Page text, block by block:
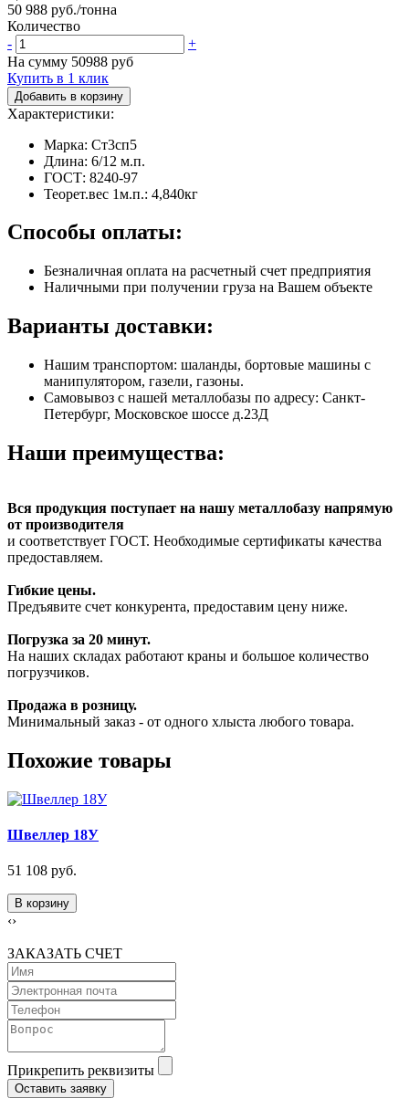
50 988 руб./тонна
Количество
-
+
На сумму 50988 руб
Купить в 1 клик
Добавить в корзину
Характеристики:
Марка: Ст3сп5
Длина: 6/12 м.п.
ГОСТ: 8240-97
Теорет.вес 1м.п.: 4,840кг
Способы оплаты:
Безналичная оплата на расчетный счет предприятия
Наличными при получении груза на Вашем объекте
Варианты доставки:
Нашим транспортом: шаланды, бортовые машины с
манипулятором, газели, газоны.
Самовывоз с нашей металлобазы по адресу: Санкт-
Петербург, Московское шоссе д.23Д
Наши преимущества:
Вся продукция поступает на нашу металлобазу напрямую
от производителя
и соответствует ГОСТ. Необходимые сертификаты качества
предоставляем.
Гибкие цены.
Предъявите счет конкурента, предоставим цену ниже.
Погрузка за 20 минут.
На наших складах работают краны и большое количество
погрузчиков.
Продажа в розницу.
Минимальный заказ - от одного хлыста любого товара.
Похожие товары
Швеллер 18У
51 108 руб.
В корзину
‹›
ЗАКАЗАТЬ СЧЕТ
Прикрепить реквизиты
Оставить заявку